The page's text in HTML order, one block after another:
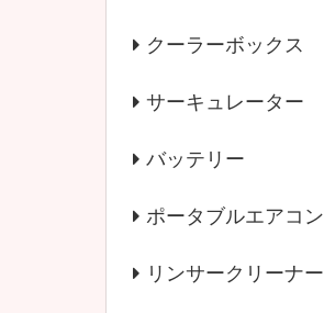
クーラーボックス
サーキュレーター
バッテリー
ポータブルエアコン
リンサークリーナー